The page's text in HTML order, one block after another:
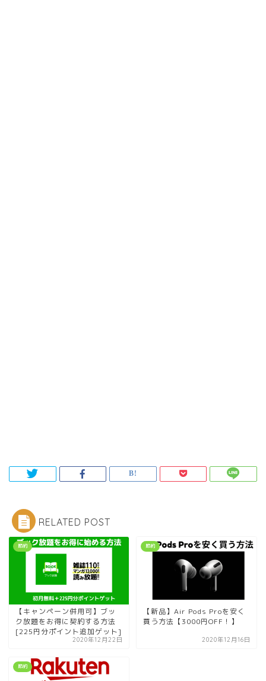
RELATED POST
節約
【キャンペーン併用可】ブッ
ク放題をお得に契約する方法
[225円分ポイント追加ゲット]
2020年12月22日
節約
【新品】Air Pods Proを安く
買う方法【3000円OFF！】
2020年12月16日
節約